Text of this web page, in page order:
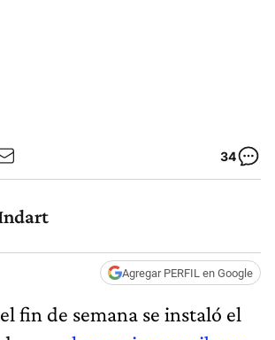
34
Agregar PERFIL en Google
fin de semana se instaló el